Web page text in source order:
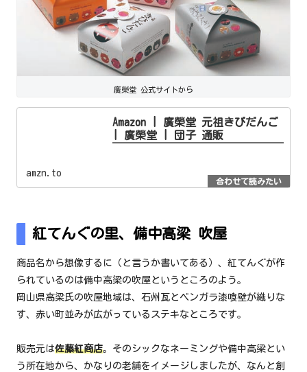
廣榮堂 公式サイトから
Amazon | 廣榮堂 元祖きびだんご
| 廣榮堂 | 団子 通販
amzn.to
紅てんぐの里、備中高梁 吹屋
商品名から想像するに（と言うか書いてある）、紅てんぐが作
られているのは備中高梁の吹屋というところのよう。
岡山県高梁氏の吹屋地域は、石州瓦とベンガラ漆喰壁が織りな
す、赤い町並みが広がっているステキなところです。
販売元は佐藤紅商店。そのシックなネーミングや備中高梁とい
う所在地から、かなりの老舗をイメージしましたが、なんと創